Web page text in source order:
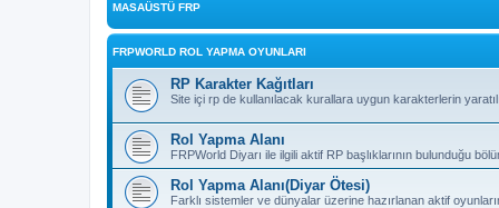
MASAÜSTÜ FRP
FRPWORLD ROL YAPMA OYUNLARI
RP Karakter Kağıtları
Site içi rp de kullanılacak kurallara uygun karakterlerin
Rol Yapma Alanı
FRPWorld Diyarı ile ilgili aktif RP başlıklarının bulunduğu
Rol Yapma Alanı(Diyar Ötesi)
Farklı sistemler ve dünyalar üzerine hazırlanan aktif